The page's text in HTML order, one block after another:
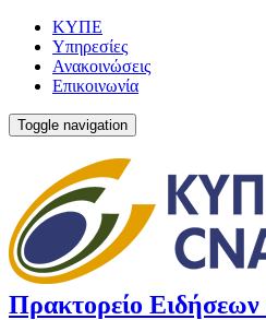
ΚΥΠΕ
Υπηρεσίες
Ανακοινώσεις
Επικοινωνία
Toggle navigation
Πρακτορείο Ειδήσεων